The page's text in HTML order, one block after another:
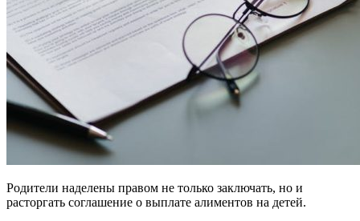
Родители наделены правом не только заключать, но и
расторгать соглашение о выплате алиментов на детей.